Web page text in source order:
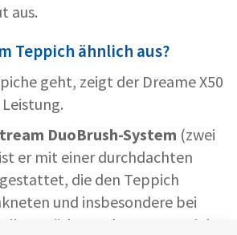
aus.
Teppich ähnlich aus?
geht, zeigt der Dreame X50
DuoBrush-System (zwei
er mit einer durchdachten
die den Teppich
und insbesondere bei
ihre Stärken gekonnt ausspielt.